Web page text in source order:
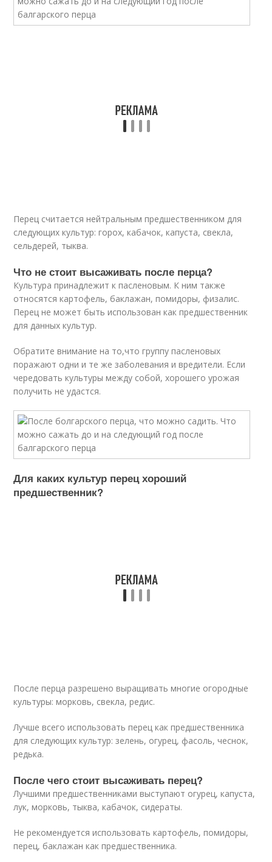
Перец считается нейтральным предшественником для
следующих культур: горох, кабачок, капуста, свекла,
сельдерей, тыква.
Что не стоит высаживать после перца?
Культура принадлежит к пасленовым. К ним также
относятся картофель, баклажан, помидоры, физалис.
Перец не может быть использован как предшественник
для данных культур.
Обратите внимание на то,что группу пасленовых
поражают одни и те же заболевания и вредители. Если
чередовать культуры между собой, хорошего урожая
получить не удастся.
Для каких культур перец хороший
предшественник?
После перца разрешено выращивать многие огородные
культуры: морковь, свекла, редис.
Лучше всего использовать перец как предшественника
для следующих культур: зелень, огурец, фасоль, чеснок,
редька.
После чего стоит высаживать перец?
Лучшими предшественниками выступают огурец, капуста,
лук, морковь, тыква, кабачок, сидераты.
Не рекомендуется использовать картофель, помидоры,
перец, баклажан как предшественника.